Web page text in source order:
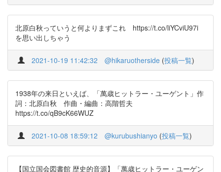
北原白秋っていうと何よりまずこれ https://t.co/liYCviU97i
を思い出しちゃう
2021-10-19 11:42:32 @hikaruotherside (投稿一覧)
1938年の来日といえば、「萬歳ヒットラー・ユーゲント」作
詞：北原白秋 作曲・編曲：高階哲夫
https://t.co/qB9cK66WUZ
2021-10-08 18:59:12 @kurubushianyo (投稿一覧)
【国立国会図書館 歴史的音源】「萬歳ヒットラー・ユーゲン